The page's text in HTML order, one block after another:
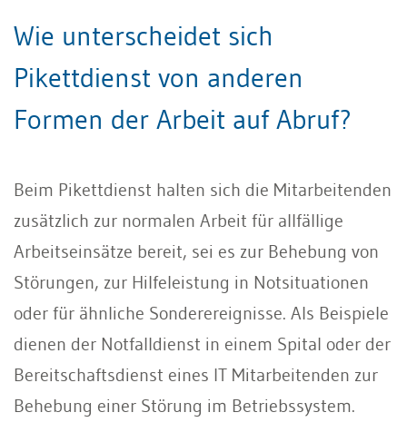
Wie unterscheidet sich
Pikettdienst von anderen
Formen der Arbeit auf Abruf?
Beim Pikettdienst halten sich die Mitarbeitenden
zusätzlich zur normalen Arbeit für allfällige
Arbeitseinsätze bereit, sei es zur Behebung von
Störungen, zur Hilfeleistung in Notsituationen
oder für ähnliche Sonderereignisse. Als Beispiele
dienen der Notfalldienst in einem Spital oder der
Bereitschaftsdienst eines IT Mitarbeitenden zur
Behebung einer Störung im Betriebssystem.